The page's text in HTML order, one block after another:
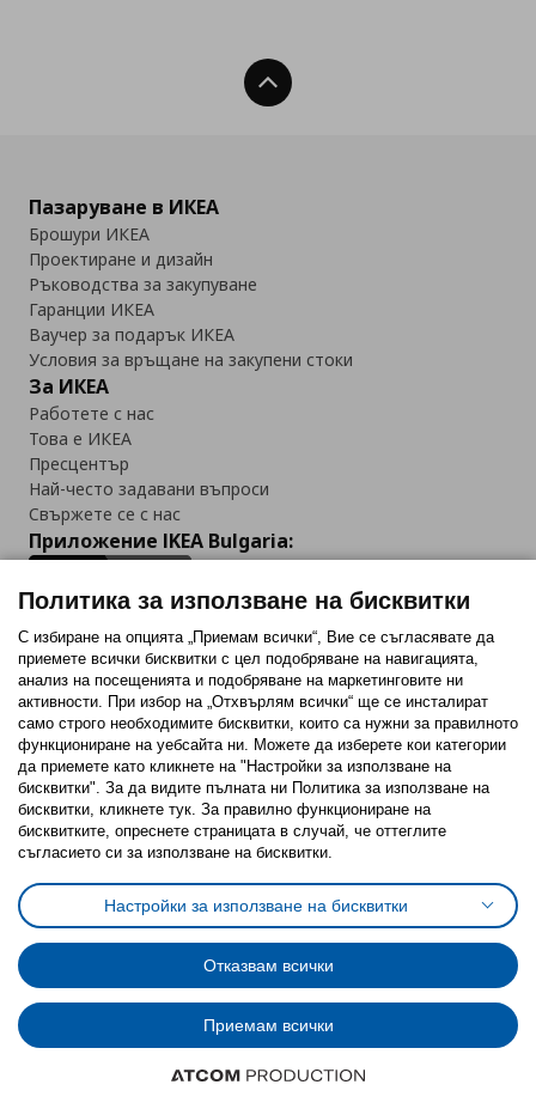
Нагоре
Пазаруване в ИКЕА
Брошури ИКЕА
Проектиране и дизайн
Ръководства за закупуване
Гаранции ИКЕА
Ваучер за подарък ИКЕА
Условия за връщане на закупени стоки
За ИКЕА
Работете с нас
Това е ИКЕА
Пресцентър
Най-често задавани въпроси
Свържете се с нас
Приложение IKEA Bulgaria:
Последвайте ни:
FacebookTwitterYoutubePinterestInstagram
Политика за използване на бисквитки (Cookies)
Избор на настройки за използване на бисквитки
Условия за ползване на ikea.bgОбща политика за личните данни
Политика за защита на личните данни на ikea.bg
Общи условия на програма IKEA Family
Политика за защита на лични данни на програма IKEA Family
© Inter-IKEA Systems B.V. 1999 - 2025
Политика за използване на бисквитки
С избиране на опцията „Приемам всички“, Вие се съгласявате да
приемете всички бисквитки с цел подобряване на навигацията,
анализ на посещенията и подобряване на маркетинговите ни
активности. При избор на „Отхвърлям всички“ ще се инсталират
само строго необходимитe бисквитки, които са нужни за правилното
функциониране на уебсайта ни. Можете да изберете кои категории
да приемете като кликнете на "Настройки за използване на
бисквитки". За да видите пълната ни Политика за използване на
бисквитки, кликнете тук. За правилно функциониране на
бисквитките, опреснете страницата в случай, че оттеглите
съгласието си за използване на бисквитки.
Настройки за използване на бисквитки
Отказвам всички
Приемам всички